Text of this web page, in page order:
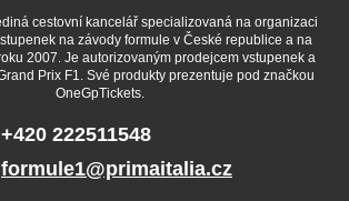
cestovní kancelář specializovaná na organizaci
na závody formule v České republice a na
2007. Je autorizovaným prodejcem vstupenek a
Prix F1. Své produkty prezentuje pod značkou
OneGpTickets.
+420 222511548
formule1@primaitalia.cz